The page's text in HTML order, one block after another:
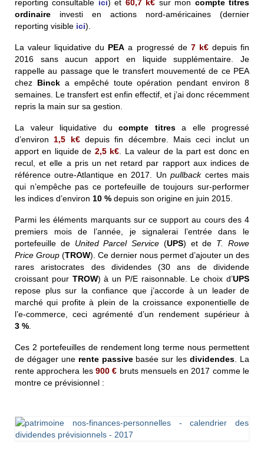
reporting consultable ici) et 60,7 k€ sur mon compte titres
ordinaire investi en actions nord-américaines (dernier
reporting visible ici).
La valeur liquidative du PEA a progressé de 7 k€ depuis fin
2016 sans aucun apport en liquide supplémentaire. Je
rappelle au passage que le transfert mouvementé de ce PEA
chez Bincka empêché toute opération pendant environ 8
semaines. Le transfert est enfin effectif, et j’ai donc récemment
repris la main sur sa gestion.
La valeur liquidative du compte titresa elle progressé
d’environ 1,5 k€depuis fin décembre. Mais ceci inclut un
apport en liquide de 2,5 k€ . La valeur de la part est donc en
recul, et elle a pris un net retard par rapport aux indices de
référence outre-Atlantique en 2017. Unpullbackcertes mais
qui n’empêche pas ce portefeuille de toujours sur-performer
les indices d’environ 10 % depuis son origine en juin 2015.
Parmi les éléments marquants sur ce support au cours des 4
premiers mois de l’année, je signalerai l’entrée dans le
portefeuille de United Parcel Service (UPS) et de T. Rowe
Price Group (TROW). Ce dernier nous permet d’ajouter un des
rares aristocrates des dividendes (30 ans de dividende
croissant pour TROW) à un P/E raisonnable. Le choix d’UPS
repose plus sur la confiance que j’accorde à un leader de
marché qui profite à plein de la croissance exponentielle de
l’e-commerce, ceci agrémenté d’un rendement supérieur à
3 %
Ces 2 portefeuilles de rendement long terme nous permettent
de dégager une rente passivebasée sur lesdividendes . La
rente approchera les 900€ bruts mensuels en 2017 comme le
montre ce prévisionnel :